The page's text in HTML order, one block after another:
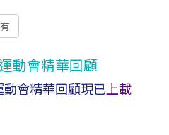
動會精華回顧
會精華回顧現已 上載